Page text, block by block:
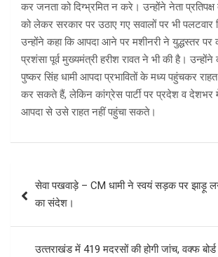
कर जनता को दिग्भ्रमित न करे। उन्होंने नेता प्रतिपक्ष
को लेकर सरकार पर उठाए गए सवालों पर भी पलटवार
उन्होंने कहा कि आपदा आने पर मशीनरी ने युद्धस्तर पर
प्रशंसा पूर्व मुख्यमंत्री हरीश रावत ने भी की है।
पुष्कर सिंह धामी आपदा प्रभावितों के मध्य पहुंचकर राहत
कर सकते हैं, लेकिन कांग्रेस पार्टी पर प्रदेश व देशभर
आपदा से उसे राहत नहीं पहुंचा सकते।
navigation
सेवा पखवाड़े – CM धामी ने स्वयं सड़क पर झाड़ू
का संदेश।
उत्‍तराखंड में 419 मदरसों की होगी जांच, वक्फ